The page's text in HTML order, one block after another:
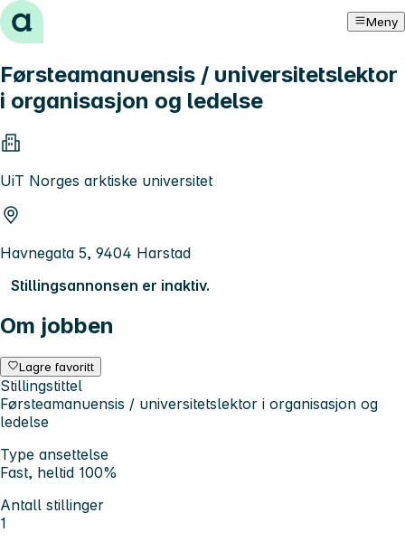
Hopp til innhold Meny
Førsteamanuensis / universitetslektor
i organisasjon og ledelse
UiT Norges arktiske universitet
Havnegata 5, 9404 Harstad
Stillingsannonsen er inaktiv.
Om jobben
Lagre favoritt
Stillingstittel
Førsteamanuensis / universitetslektor i organisasjon og
ledelse
Type ansettelse
Fast, heltid 100%
Antall stillinger
1